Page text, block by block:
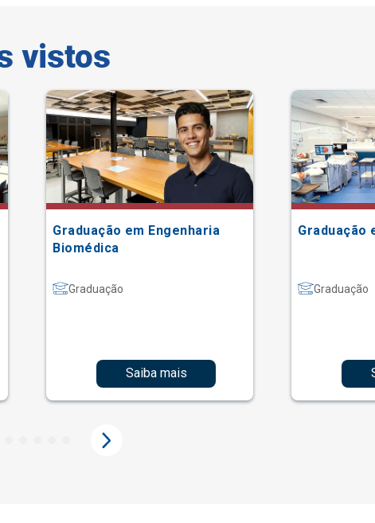
vistos
Graduação em Engenharia
Biomédica
Graduação
Saiba mais
Graduação
Graduação